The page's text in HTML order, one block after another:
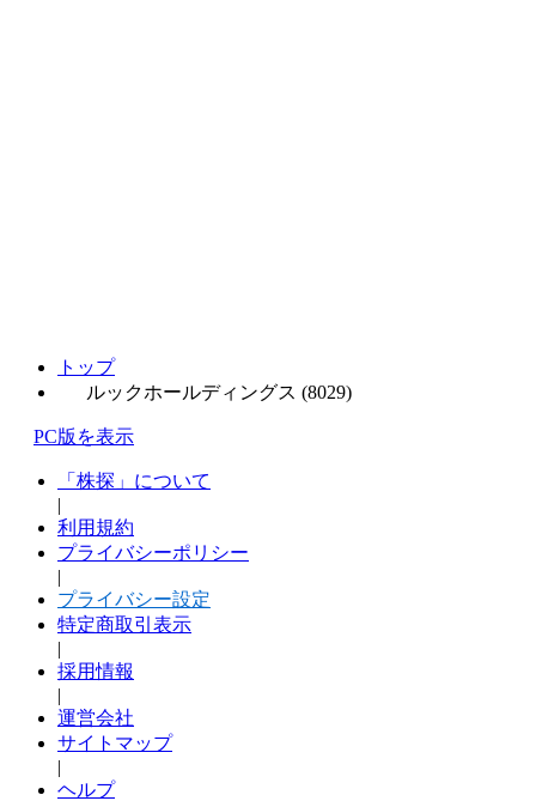
トップ
ルックホールディングス (8029)
PC版を表示
「株探」について
|
利用規約
プライバシーポリシー
|
プライバシー設定
特定商取引表示
|
採用情報
|
運営会社
サイトマップ
|
ヘルプ